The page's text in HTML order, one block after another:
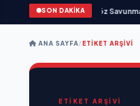
SON DAKİKA
gün sayıyor •Açıkgöz Savunma
ANA SAYFA/ETIKET ARŞIVI
ETİKET ARŞİVİ